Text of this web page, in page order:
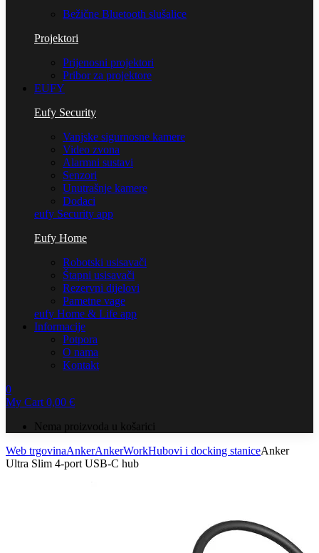
Bežične Bluetooth slušalice
Projektori
Prijenosni projektori
Pribor za projektore
EUFY
Eufy Security
Vanjske sigurnosne kamere
Video zvona
Alarmni sustavi
Senzori
Unutrašnje kamere
Dodaci
eufy Security app
Eufy Home
Robotski usisavači
Štapni usisavači
Rezervni dijelovi
Pametne vage
eufy Home & Life app
Informacije
Potpora
O nama
Kontakt
0
My Cart0,00 €
Nema proizvoda u košarici
Web trgovinaAnkerAnkerWorkHubovi i docking staniceAnker
Ultra Slim 4-port USB-C hub